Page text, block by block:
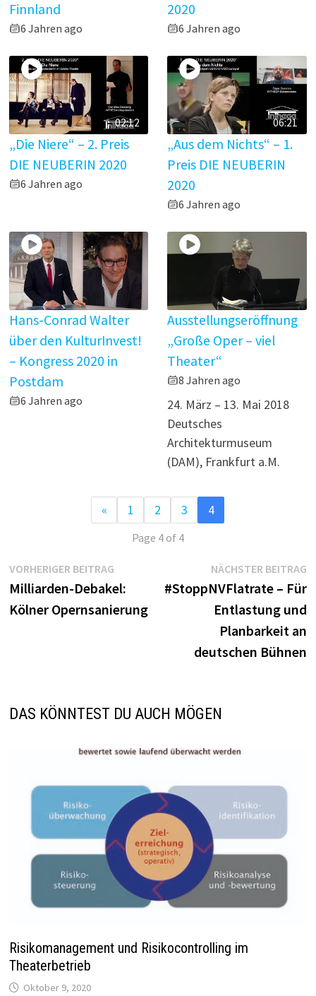
Finnland
6 Jahren ago
2020
6 Jahren ago
02:12
„Die Niere“ – 2. Preis
DIE NEUBERIN 2020
6 Jahren ago
06:21
„Aus dem Nichts“ – 1.
Preis DIE NEUBERIN
2020
6 Jahren ago
Hans-Conrad Walter
über den KulturInvest!
– Kongress 2020 in
Postdam
6 Jahren ago
Ausstellungseröffnung
„Große Oper – viel
Theater“
8 Jahren ago
24. März – 13. Mai 2018
Deutsches
Architekturmuseum
(DAM), Frankfurt a.M.
« 1 2 3 4
Page 4 of 4
Beitragsnavigation
VORHERIGER BEITRAG
Beitrag:
Milliarden-Debakel:
Kölner Opernsanierung
NÄCHSTER BEITRAG
#StoppNVFlatrate – Für
Entlastung und
Planbarkeit an
deutschen Bühnen
DAS KÖNNTEST DU AUCH MÖGEN
Risikomanagement und Risikocontrolling im
Theaterbetrieb
Oktober 9, 2020